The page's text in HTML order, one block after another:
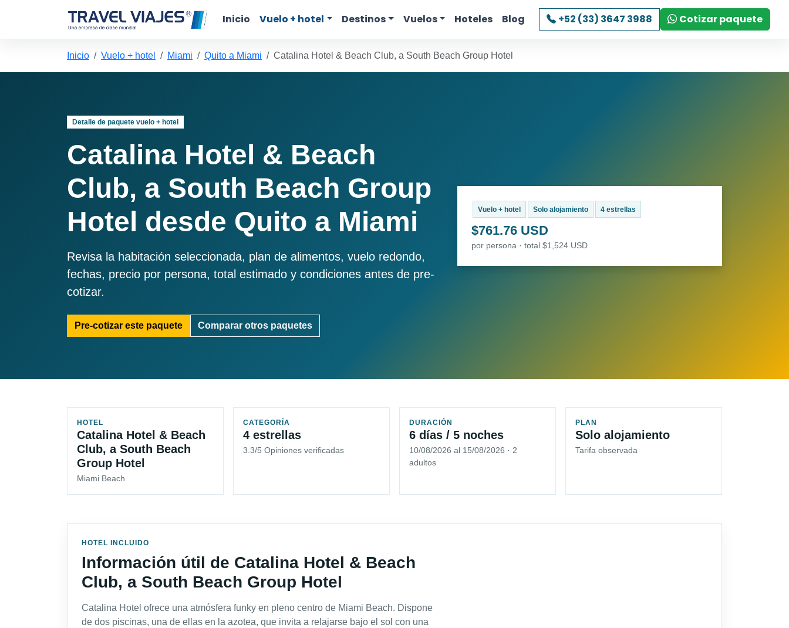
Inicio Vuelo + hotel Destinos Vuelos Hoteles Blog +52 (33) 3647 3988 Cotizar paquete
Inicio Vuelo + hotel Miami Quito a Miami Catalina Hotel & Beach Club, a South Beach Group Hotel
Detalle de paquete vuelo + hotel
Catalina Hotel & Beach
Club, a South Beach Group
Hotel desde Quito a Miami
Revisa la habitación seleccionada, plan de alimentos, vuelo redondo,
fechas, precio por persona, total estimado y condiciones antes de pre-
cotizar.
Pre-cotizar este paquete Comparar otros paquetes
Vuelo + hotel Solo alojamiento 4 estrellas
$761.76 USD
por persona · total $1,524 USD
HOTEL
Catalina Hotel & Beach
Club, a South Beach
Group Hotel
Miami Beach
CATEGORÍA
4 estrellas
3.3/5 Opiniones verificadas
DURACIÓN
6 días / 5 noches
10/08/2026 al 15/08/2026 · 2
adultos
PLAN
Solo alojamiento
Tarifa observada
HOTEL INCLUIDO
Información útil de Catalina Hotel & Beach
Club, a South Beach Group Hotel
Catalina Hotel ofrece una atmósfera funky en pleno centro de Miami Beach. Dispone
de dos piscinas, una de ellas en la azotea, que invita a relajarse bajo el sol con una